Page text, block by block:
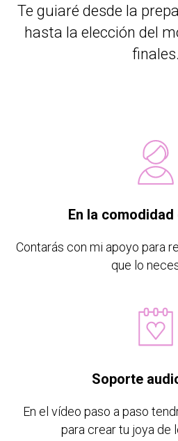
Te guiaré desde la
hasta la elección del
finales.
En la
Contarás con mi apoyo para
que lo
Soporte
En el vídeo paso a paso
para crear tu joya de